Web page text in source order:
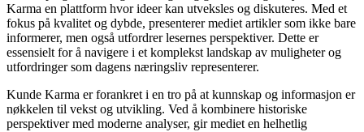
Karma en plattform hvor ideer kan utveksles og diskuteres. Med et
fokus på kvalitet og dybde, presenterer mediet artikler som ikke bare
informerer, men også utfordrer lesernes perspektiver. Dette er
essensielt for å navigere i et komplekst landskap av muligheter og
utfordringer som dagens næringsliv representerer.
Kunde Karma er forankret i en tro på at kunnskap og informasjon er
nøkkelen til vekst og utvikling. Ved å kombinere historiske
perspektiver med moderne analyser, gir mediet en helhetlig